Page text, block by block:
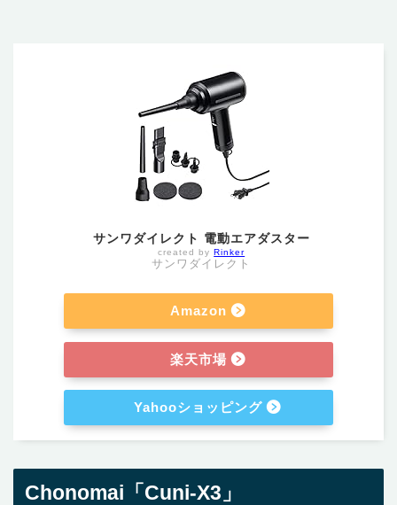
サンワダイレクト 電動エアダスター
created byRinker
サンワダイレクト
Amazon
楽天市場
Yahooショッピング
Chonomai「Cuni-X3」